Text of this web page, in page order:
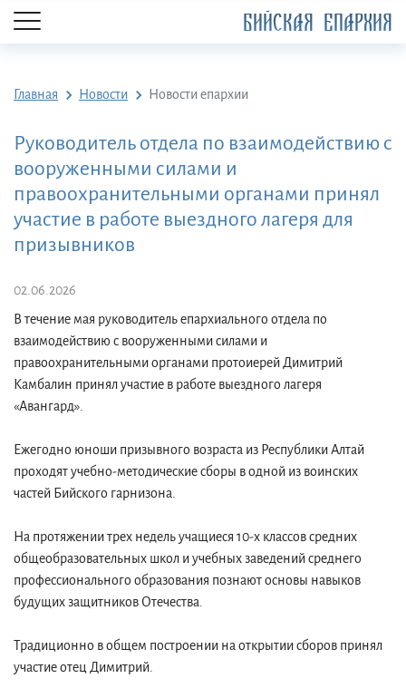
БИЙСКАЯ ЕПАРХИЯ
Главная Новости Новости епархии
Руководитель отдела по взаимодействию с
вооруженными силами и
правоохранительными органами принял
участие в работе выездного лагеря для
призывников
02.06.2026
В течение мая руководитель епархиального отдела по
взаимодействию с вооруженными силами и
правоохранительными органами протоиерей Димитрий
Камбалин принял участие в работе выездного лагеря
«Авангард».
Ежегодно юноши призывного возраста из Республики Алтай
проходят учебно-методические сборы в одной из воинских
частей Бийского гарнизона.
На протяжении трех недель учащиеся 10-х классов средних
общеобразовательных школ и учебных заведений среднего
профессионального образования познают основы навыков
будущих защитников Отечества.
Традиционно в общем построении на открытии сборов принял
участие отец Димитрий.